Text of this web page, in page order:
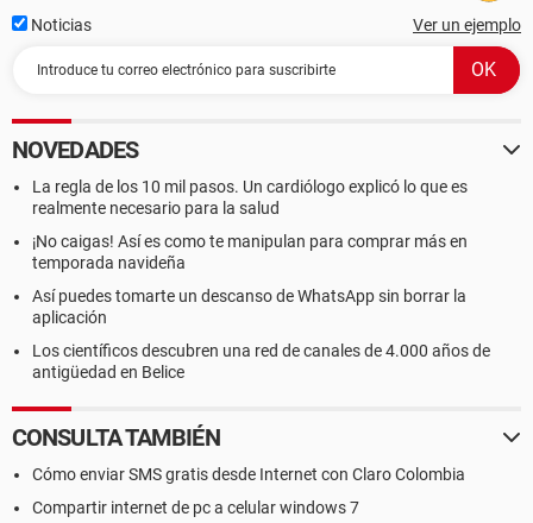
Noticias Ver un ejemplo
NOVEDADES
La regla de los 10 mil pasos. Un cardiólogo explicó lo que es
realmente necesario para la salud
¡No caigas! Así es como te manipulan para comprar más en
temporada navideña
Así puedes tomarte un descanso de WhatsApp sin borrar la
aplicación
Los científicos descubren una red de canales de 4.000 años de
antigüedad en Belice
CONSULTA TAMBIÉN
Cómo enviar SMS gratis desde Internet con Claro Colombia
Compartir internet de pc a celular windows 7